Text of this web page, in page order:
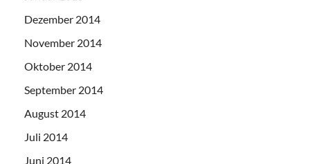
Dezember 2014
November 2014
Oktober 2014
September 2014
August 2014
Juli 2014
Juni 2014